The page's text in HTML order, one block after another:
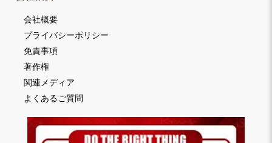
会社概要
プライバシーポリシー
免責事項
著作権
関連メディア
よくあるご質問